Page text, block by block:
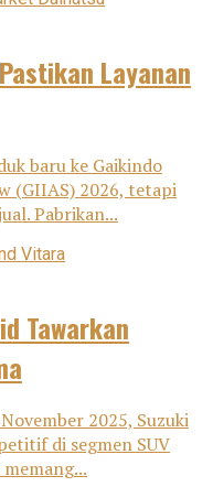
Layanan
baru ke Gaikindo
(GIIAS) 2026, tetapi
Pabrikan...
Tawarkan
2025, Suzuki
di segmen SUV